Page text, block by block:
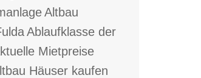
Altbau
Ablaufklasse der
Mietpreise
Häuser kaufen